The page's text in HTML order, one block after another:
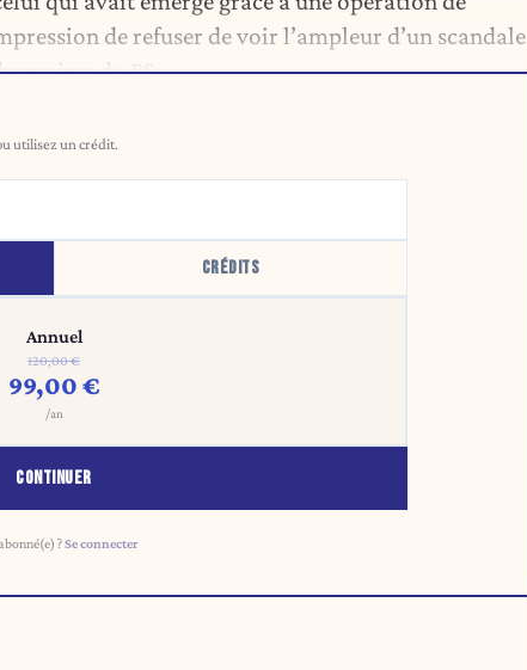
de refuser de voir l’ampleur d’un scandale
du PS.
utilisez un crédit.
CRÉDITS
Annuel
120,00 €
99,00 €
/an
CONTINUER
?Se connecter